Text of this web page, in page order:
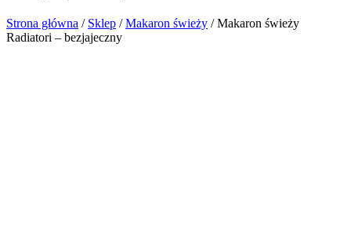
Strona główna / Sklep /Makaron świeży /Makaron świeży
Radiatori – bezjajeczny